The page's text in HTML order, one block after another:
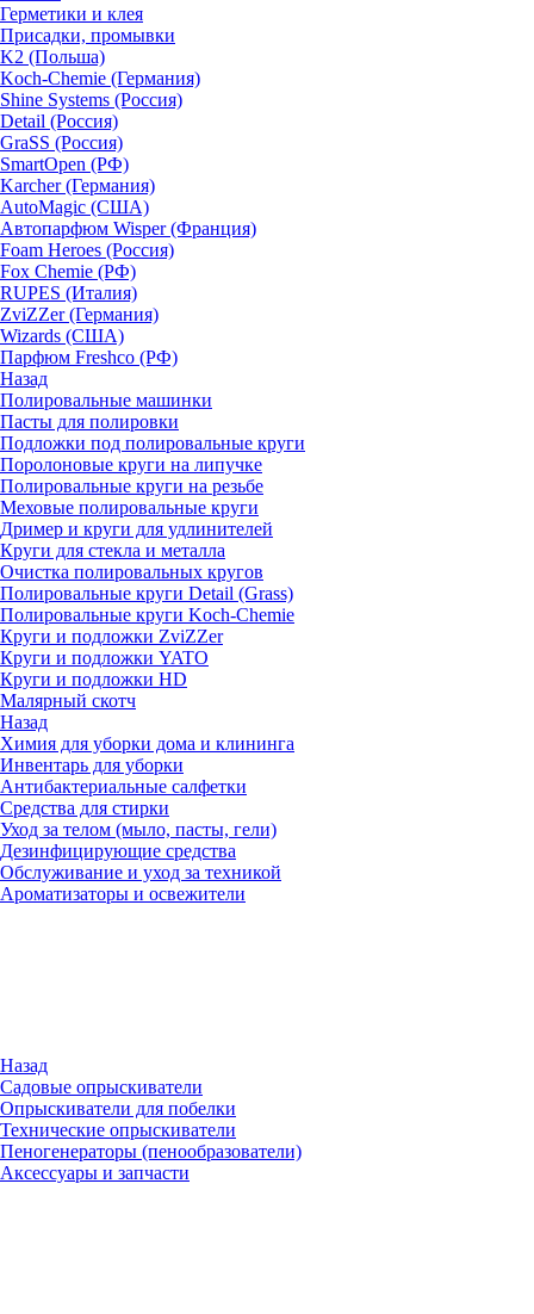
Герметики и клея
Присадки, промывки
K2 (Польша)
Koch-Chemie (Германия)
Shine Systems (Россия)
Detail (Россия)
GraSS (Россия)
SmartOpen (РФ)
Karcher (Германия)
AutoMagic (США)
Автопарфюм Wisper (Франция)
Foam Heroes (Россия)
Fox Chemie (РФ)
RUPES (Италия)
ZviZZer (Германия)
Wizards (США)
Парфюм Freshco (РФ)
Назад
Полировальные машинки
Пасты для полировки
Подложки под полировальные круги
Поролоновые круги на липучке
Полировальные круги на резьбе
Меховые полировальные круги
Дример и круги для удлинителей
Круги для стекла и металла
Очистка полировальных кругов
Полировальные круги Detail (Grass)
Полировальные круги Koch-Chemie
Круги и подложки ZviZZer
Круги и подложки YATO
Круги и подложки HD
Малярный скотч
Назад
Химия для уборки дома и клининга
Инвентарь для уборки
Антибактериальные салфетки
Средства для стирки
Уход за телом (мыло, пасты, гели)
Дезинфицирующие средства
Обслуживание и уход за техникой
Ароматизаторы и освежители
Назад
Садовые опрыскиватели
Опрыскиватели для побелки
Технические опрыскиватели
Пеногенераторы (пенообразователи)
Аксессуары и запчасти